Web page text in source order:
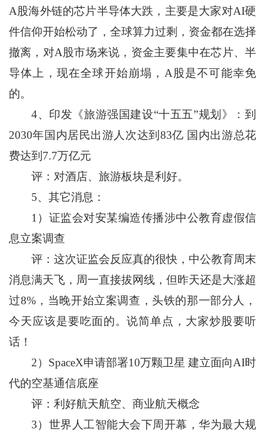
A股海外链的芯片半导体大跌，主要是大家对AI硬
件信仰开始松动了，全球算力过剩，资金都在选择
撤离，对A股市场来说，资金主要集中在芯片、半
导体上，现在全球开始崩塌，A股是不可能幸免
的。
4、印发《旅游强国建设“十五五”规划》：到
2030年国内居民出游人次达到83亿 国内出游总花
费达到7.7万亿元
评：对酒店、旅游板块是利好。
5、其它消息：
1）证监会对安某编造传播涉中公教育虚假信
息立案调查
评：这次证监会反应真的很快，中公教育周末
消息满天飞，周一直接拔网线，但昨天还是大涨超
过8%，当晚开始立案调查，头铁的那一部分人，
今天应该是要吃面的。说简单点，大家炒股要听
话！
2）SpaceX申请部署10万颗卫星 建立面向AI时
代的空基通信底座
评：利好航天航空、商业航天概念
3）世界人工智能大会下周开幕，华为最大规